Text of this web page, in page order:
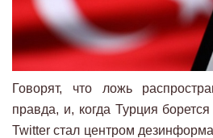
Говорят, что ложь
правда, и, когда Турция
Twitter стал центром